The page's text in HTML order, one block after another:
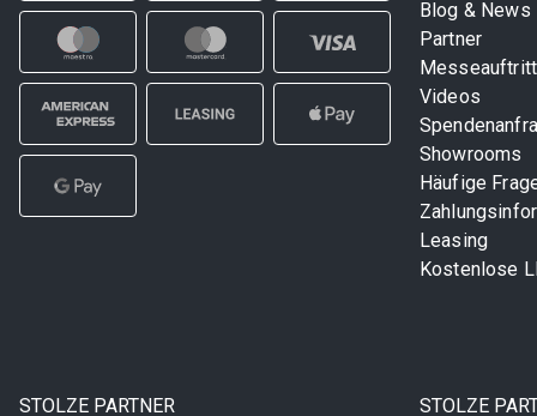
Blog & News
Partner
Videos
Showrooms
Häufige
Leasing
Kostenlose
STOLZE PARTNER STOLZE